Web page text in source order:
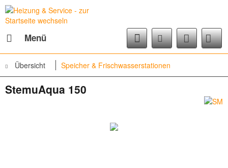
Menü
Übersicht Speicher & Frischwasserstationen
StemuAqua 150